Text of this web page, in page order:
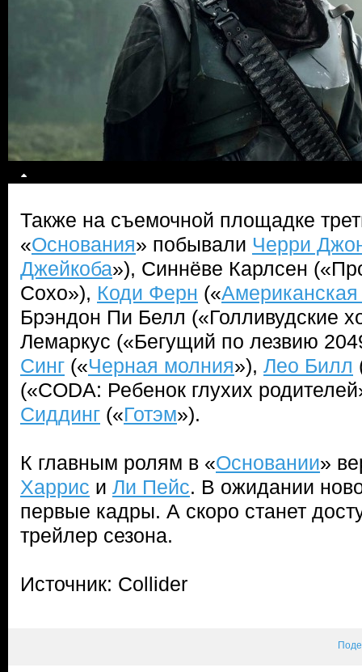
Также на съемочной площадке
«Основания» побывали Черри
Джейкоба»), Синнёве Карлсен
Сохо»), Коди Ферн («
Брэндон Пи Белл («Голливудские
Лемаркус («Бегущий по лезвию
Синг («Черная молния»), Лео Билл
(«CODA: Ребенок глухих
Сиддинг («Готэм»).
К главным ролям в «Основании»
Харрис и Ли Пейс. В ожидании
первые кадры. А скоро станет
трейлер сезона.
Источник: Collider